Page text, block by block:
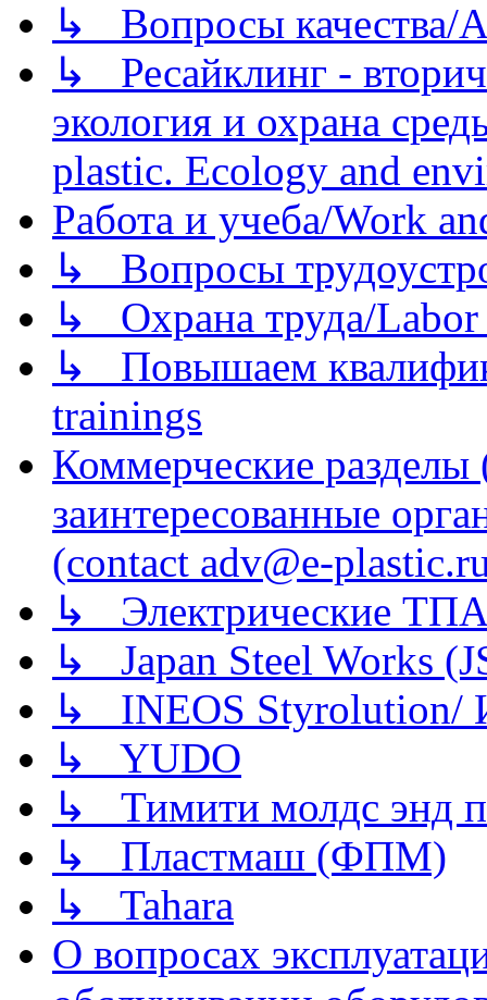
↳ Вопросы качества/
↳ Ресайклинг -
экология и охрана
plastic. Ecology and
Работа и учеба/Work
↳ Вопросы
↳ Охрана труда/Labor
↳ Повышаем
trainings
Коммерческие
заинтересованные
(contact adv@e-
↳ Электрические
↳ Japan Steel Works
↳ INEOS
↳ YUDO
↳ Тимити молдс энд
↳ Пластмаш (ФПМ)
↳ Tahara
О вопросах